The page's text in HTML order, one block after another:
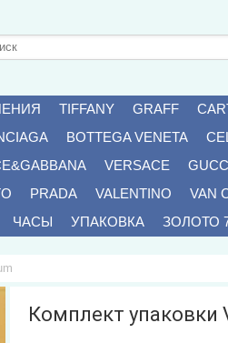
TIFFANY GRAFF
BOTTEGA VENETA
VERSACE
PRADA VALENTINO VAN
ЧАСЫ УПАКОВКА ЗОЛОТО
Комплект упаковки